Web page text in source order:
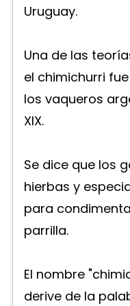
Uruguay.
Una de las
el chimichurri
los vaqueros
XIX.
Se dice que los
hierbas y
para
parrilla.
El nombre
derive de la